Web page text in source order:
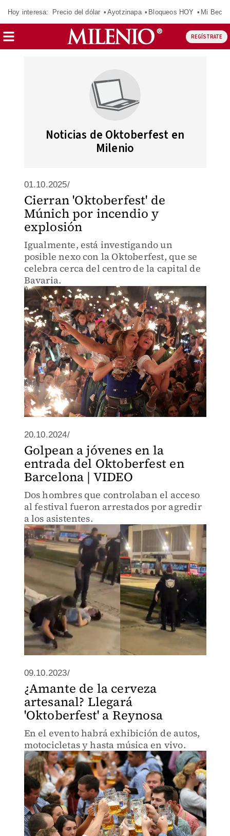
Hoy interesa: Precio del dólar Ayotzinapa Bloqueos HOY Mi Beca
REGÍSTRATE
Noticias de Oktoberfest en
Milenio
01.10.2025/
Cierran 'Oktoberfest' de
Múnich por incendio y
explosión
Igualmente, está investigando un
posible nexo con la Oktoberfest, que se
celebra cerca del centro de la capital de
Bavaria.
20.10.2024/
Golpean a jóvenes en la
entrada del Oktoberfest en
Barcelona | VIDEO
Dos hombres que controlaban el acceso
al festival fueron arrestados por agredir
a los asistentes.
09.10.2023/
¿Amante de la cerveza
artesanal? Llegará
'Oktoberfest' a Reynosa
En el evento habrá exhibición de autos,
motocicletas y hasta música en vivo.